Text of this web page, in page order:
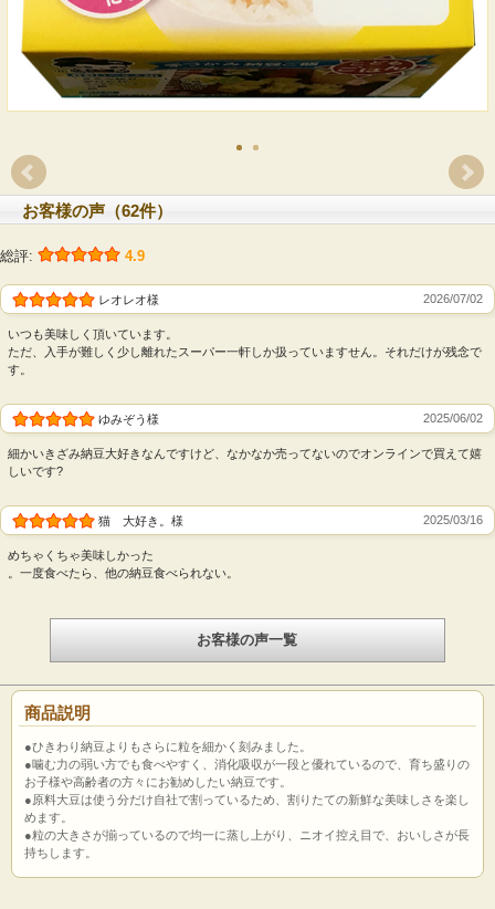
お客様の声（62件）
総評: 4.9
レオレオ様 2026/07/02
いつも美味しく頂いています。
ただ、入手が難しく少し離れたスーパー一軒しか扱っていますせん。それだけが残念で
す。
ゆみぞう様 2025/06/02
細かいきざみ納豆大好きなんですけど、なかなか売ってないのでオンラインで買えて嬉
しいです?
猫 大好き。様 2025/03/16
めちゃくちゃ美味しかった
。一度食べたら、他の納豆食べられない。
お客様の声一覧
商品説明
●ひきわり納豆よりもさらに粒を細かく刻みました。
●噛む力の弱い方でも食べやすく、消化吸収が一段と優れているので、育ち盛りの
お子様や高齢者の方々にお勧めしたい納豆です。
●原料大豆は使う分だけ自社で割っているため、割りたての新鮮な美味しさを楽し
めます。
●粒の大きさが揃っているので均一に蒸し上がり、ニオイ控え目で、おいしさが長
持ちします。